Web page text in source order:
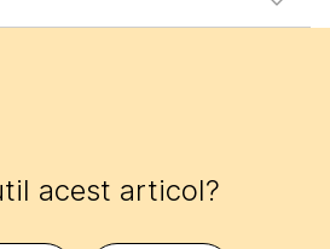
acest articol?